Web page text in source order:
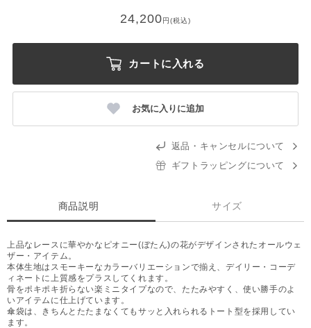
24,200円(税込)
カートに入れる
お気に入りに追加
返品・キャンセルについて
ギフトラッピングについて
商品説明 サイズ
上品なレースに華やかなピオニー(ぼたん)の花がデザインされたオールウェ
ザー・アイテム。
本体生地はスモーキーなカラーバリエーションで揃え、デイリー・コーデ
ィネートに上質感をプラスしてくれます。
骨をポキポキ折らない楽ミニタイプなので、たたみやすく、使い勝手のよ
いアイテムに仕上げています。
傘袋は、きちんとたたまなくてもサッと入れられるトート型を採用してい
ます。